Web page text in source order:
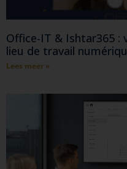
Office-IT & Ishtar365 :
lieu de travail
Lees meer »